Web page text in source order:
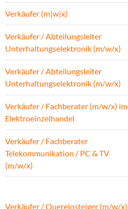
Verkäufer (m|w|x)
Verkäufer / Abteilungsleiter
Unterhaltungselektronik (m/w/x)
Verkäufer / Abteilungsleiter
Unterhaltungselektronik (m/w/x)
Verkäufer / Fachberater (m/w/x) im
Elektroeinzelhandel
Verkäufer / Fachberater
Telekommunikation / PC & TV
(m/w/x)
Verkäufer / Quereinsteiger (m/w/x)